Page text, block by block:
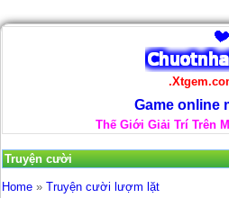
Game online
Thế Giới Giải Trí Trên
Truyện cười
Home » Truyện cười lượm lặt